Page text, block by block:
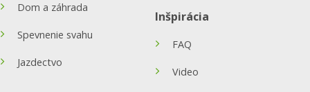
Dom a záhrada
Spevnenie svahu
Jazdectvo
Inšpirácia
FAQ
Video